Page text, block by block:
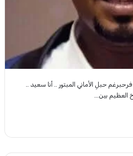
حبلِ اﻷماني المبتور .. أنا سعيد ..
بين…